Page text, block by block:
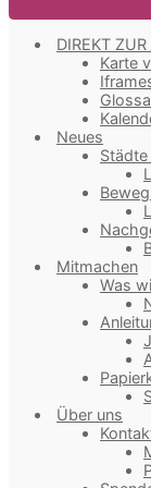
DIREKT ZUR
Karte
Neues
Städte
Mitmachen
Was
Über uns